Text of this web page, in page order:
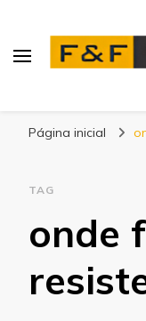
Página inicial
TAG
onde